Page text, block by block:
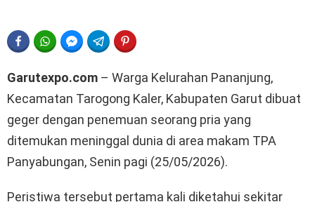
FACEBOOKWHATSAPPFACEBOOK MESSENGER
TELEGRAM
Garutexpo.com – Warga Kelurahan Pananjung,
Kecamatan Tarogong Kaler, Kabupaten Garut dibuat
geger dengan penemuan seorang pria yang
ditemukan meninggal dunia di area makam TPA
Panyabungan, Senin pagi (25/05/2026).
Peristiwa tersebut pertama kali diketahui sekitar